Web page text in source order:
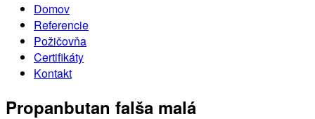
Domov
Referencie
Požičovňa
Certifikáty
Kontakt
Propanbutan falša malá